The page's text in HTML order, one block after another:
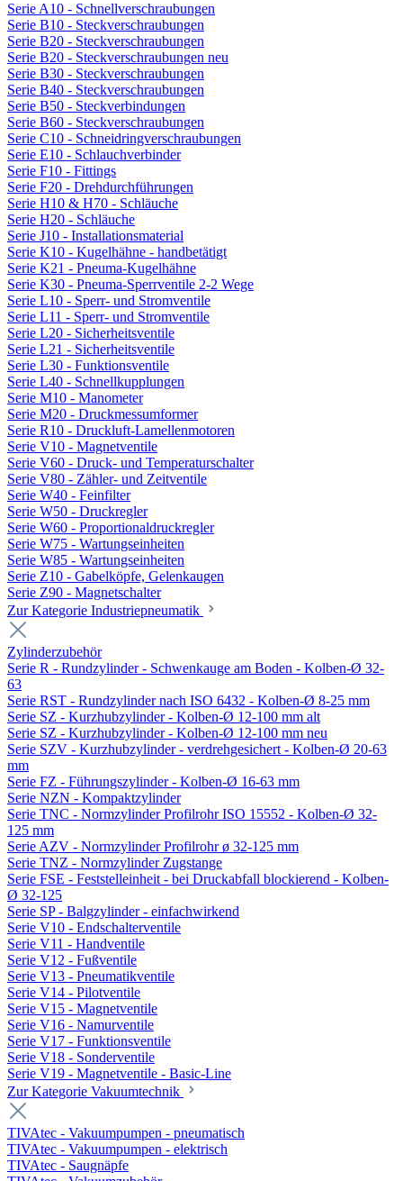
Serie A10 - Schnellverschraubungen
Serie B10 - Steckverschraubungen
Serie B20 - Steckverschraubungen
Serie B20 - Steckverschraubungen neu
Serie B30 - Steckverschraubungen
Serie B40 - Steckverschraubungen
Serie B50 - Steckverbindungen
Serie B60 - Steckverschraubungen
Serie C10 - Schneidringverschraubungen
Serie E10 - Schlauchverbinder
Serie F10 - Fittings
Serie F20 - Drehdurchführungen
Serie H10 & H70 - Schläuche
Serie H20 - Schläuche
Serie J10 - Installationsmaterial
Serie K10 - Kugelhähne - handbetätigt
Serie K21 - Pneuma-Kugelhähne
Serie K30 - Pneuma-Sperrventile 2-2 Wege
Serie L10 - Sperr- und Stromventile
Serie L11 - Sperr- und Stromventile
Serie L20 - Sicherheitsventile
Serie L21 - Sicherheitsventile
Serie L30 - Funktionsventile
Serie L40 - Schnellkupplungen
Serie M10 - Manometer
Serie M20 - Druckmessumformer
Serie R10 - Druckluft-Lamellenmotoren
Serie V10 - Magnetventile
Serie V60 - Druck- und Temperaturschalter
Serie V80 - Zähler- und Zeitventile
Serie W40 - Feinfilter
Serie W50 - Druckregler
Serie W60 - Proportionaldruckregler
Serie W75 - Wartungseinheiten
Serie W85 - Wartungseinheiten
Serie Z10 - Gabelköpfe, Gelenkaugen
Serie Z90 - Magnetschalter
Zur Kategorie Industriepneumatik
Zylinderzubehör
Serie R - Rundzylinder - Schwenkauge am Boden - Kolben-Ø 32-
63
Serie RST - Rundzylinder nach ISO 6432 - Kolben-Ø 8-25 mm
Serie SZ - Kurzhubzylinder - Kolben-Ø 12-100 mm alt
Serie SZ - Kurzhubzylinder - Kolben-Ø 12-100 mm neu
Serie SZV - Kurzhubzylinder - verdrehgesichert - Kolben-Ø 20-63
mm
Serie FZ - Führungszylinder - Kolben-Ø 16-63 mm
Serie NZN - Kompaktzylinder
Serie TNC - Normzylinder Profilrohr ISO 15552 - Kolben-Ø 32-
125 mm
Serie AZV - Normzylinder Profilrohr ø 32-125 mm
Serie TNZ - Normzylinder Zugstange
Serie FSE - Feststelleinheit - bei Druckabfall blockierend - Kolben-
Ø 32-125
Serie SP - Balgzylinder - einfachwirkend
Serie V10 - Endschalterventile
Serie V11 - Handventile
Serie V12 - Fußventile
Serie V13 - Pneumatikventile
Serie V14 - Pilotventile
Serie V15 - Magnetventile
Serie V16 - Namurventile
Serie V17 - Funktionsventile
Serie V18 - Sonderventile
Serie V19 - Magnetventile - Basic-Line
Zur Kategorie Vakuumtechnik
TIVAtec - Vakuumpumpen - pneumatisch
TIVAtec - Vakuumpumpen - elektrisch
TIVAtec - Saugnäpfe